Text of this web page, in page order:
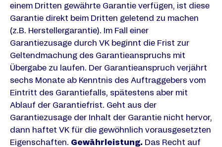
einem Dritten gewährte Garantie verfügen, ist diese
Garantie direkt beim Dritten geletend zu machen
(z.B. Herstellergarantie). Im Fall einer
Garantiezusage durch VK beginnt die Frist zur
Geltendmachung des Garantieanspruchs mit
Übergabe zu laufen. Der Garantieanspruch verjährt
sechs Monate ab Kenntnis des Auftraggebers vom
Eintritt des Garantiefalls, spätestens aber mit
Ablauf der Garantiefrist. Geht aus der
Garantiezusage der Inhalt der Garantie nicht hervor,
dann haftet VK für die gewöhnlich vorausgesetzten
Eigenschaften. Gewährleistung. Das Recht auf